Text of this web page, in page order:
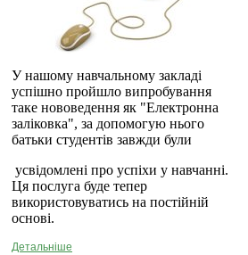
У нашому навчальному закладі
успішно пройшло випробування
таке нововедення як "Електронна
заліковка", за допомогую нього
батьки студентів завжди були
усвідомлені про успіхи у навчанні.
Ця послуга буде тепер
використовуватись на постійній
основі.
Детальніше